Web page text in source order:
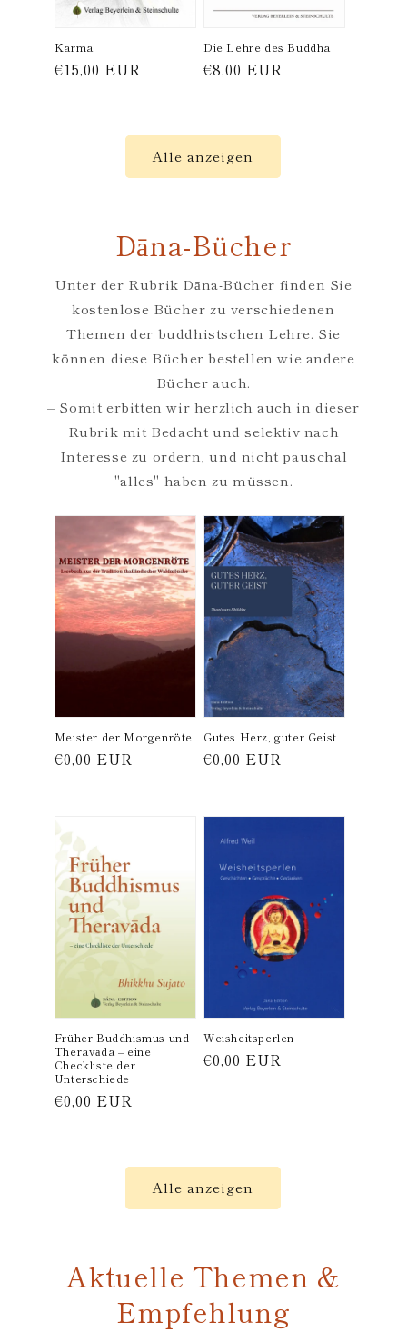
Karma
Normaler
€15,00 EUR
Die Lehre des Buddha
Normaler
€8,00 EUR
Alle anzeigen
Dāna-Bücher
Unter der Rubrik Dāna-Bücher finden Sie
kostenlose Bücher zu verschiedenen
Themen der buddhistschen Lehre. Sie
können diese Bücher bestellen wie andere
Bücher auch.
– Somit erbitten wir herzlich auch in dieser
Rubrik mit Bedacht und selektiv nach
Interesse zu ordern, und nicht pauschal
"alles" haben zu müssen.
Meister der Morgenröte
Normaler
€0,00 EUR
Gutes Herz, guter Geist
Normaler
€0,00 EUR
Früher Buddhismus und
Theravāda – eine
Checkliste der
Unterschiede
Normaler
€0,00 EUR
Weisheitsperlen
Normaler
€0,00 EUR
Alle anzeigen
Aktuelle Themen &
Empfehlung